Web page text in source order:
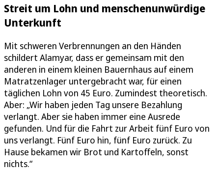
Streit um Lohn und menschenunwürdige
Unterkunft
Mit schweren Verbrennungen an den Händen
schildert Alamyar, dass er gemeinsam mit den
anderen in einem kleinen Bauernhaus auf einem
Matratzenlager untergebracht war, für einen
täglichen Lohn von 45 Euro. Zumindest theoretisch.
Aber: „Wir haben jeden Tag unsere Bezahlung
verlangt. Aber sie haben immer eine Ausrede
gefunden. Und für die Fahrt zur Arbeit fünf Euro von
uns verlangt. Fünf Euro hin, fünf Euro zurück. Zu
Hause bekamen wir Brot und Kartoffeln, sonst
nichts.“